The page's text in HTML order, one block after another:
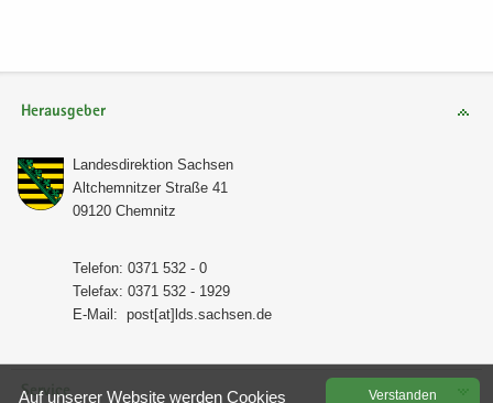
Herausgeber
Lan­des­di­rek­ti­on Sach­sen
Alt­chem­nit­zer Stra­ße 41
09120 Chem­nitz
Te­le­fon: 0371 532 - 0
Te­le­fax: 0371 532 - 1929
E-​Mail: post[at]lds.sach­sen.de
Service Ver­stan­den
Auf un­se­rer Web­site wer­den Coo­kies